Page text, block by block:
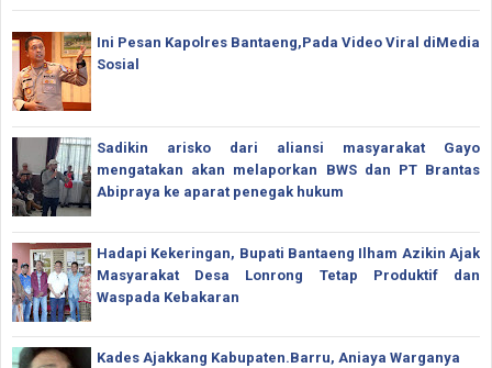
Ini Pesan Kapolres Bantaeng,Pada Video Viral diMedia
Sosial
Sadikin arisko dari aliansi masyarakat Gayo
mengatakan akan melaporkan BWS dan PT Brantas
Abipraya ke aparat penegak hukum
Hadapi Kekeringan, Bupati Bantaeng Ilham Azikin Ajak
Masyarakat Desa Lonrong Tetap Produktif dan
Waspada Kebakaran
Kades Ajakkang Kabupaten.Barru, Aniaya Warganya